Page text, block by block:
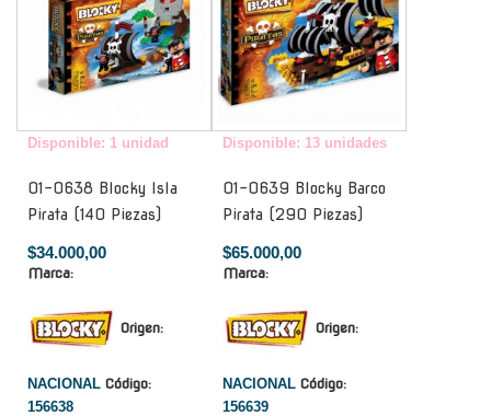
Disponible: 1 unidad
01-0638 Blocky Isla
Pirata (140 Piezas)
$34.000,00
Marca:
Origen:
NACIONAL Código:
156638
Disponible: 13 unidades
01-0639 Blocky Barco
Pirata (290 Piezas)
$65.000,00
Marca:
Origen:
NACIONAL Código:
156639